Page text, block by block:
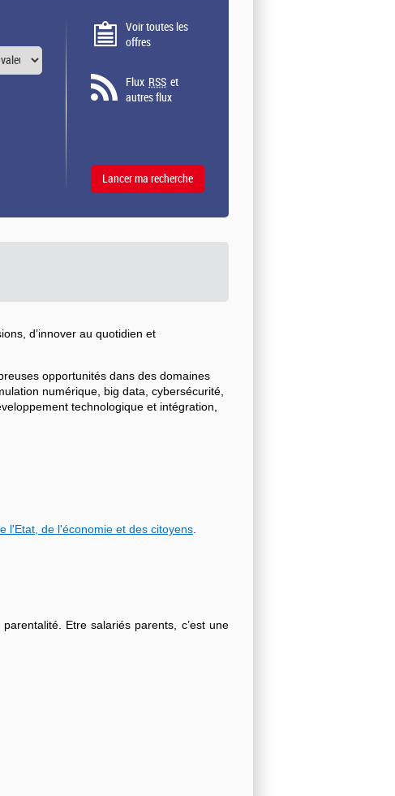
Voir toutes les
offres
Flux RSS et
autres flux
d’innover au quotidien et
opportunités dans des domaines
numérique, big data, cybersécurité,
technologique et intégration,
l'Etat, de l'économie et des citoyens.
Etre salariés parents, c’est une